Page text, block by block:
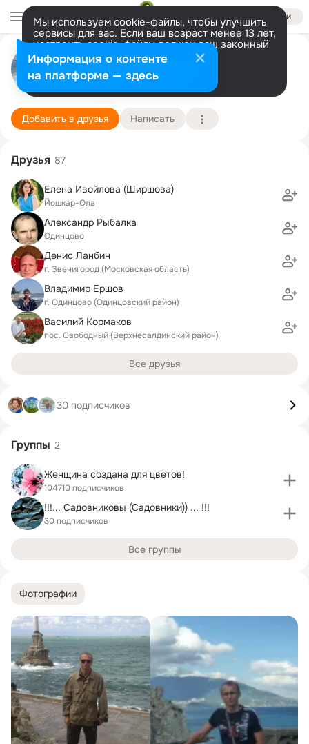
Войти
Мы используем cookie-файлы, чтобы улучшить
сервисы для вас. Если ваш возраст менее 13 лет,
настроить cookie-файлы должен ваш законный
представитель. Больше информации
Разрешить все Настроить
Андрей Садовников
Одинцово 15 ноября (60 лет)
Подробнее
Добавить в друзья Написать
Фотографии
Друзья 87
Елена Ивойлова (Ширшова)
Йошкар-Ола
Александр Рыбалка
Одинцово
Денис Ланбин
г. Звенигород (Московская область)
Владимир Ершов
г. Одинцово (Одинцовский район)
Василий Кормаков
пос. Свободный (Верхнесалдинский район)
Все друзья
30 подписчиков
Группы 2
Женщина создана для цветов!
104710 подписчиков
!!!... Садовниковы (Садовники)) ... !!!
30 подписчиков
Все группы
Информация о контенте
на платформе — здесь